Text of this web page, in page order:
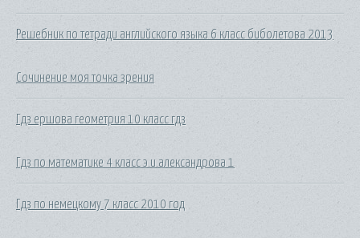
Решебник по тетради английского языка 6 класс биболетова 2013
Сочинение моя точка зрения
Гдз ершова геометрия 10 класс гдз
Гдз по математике 4 класс э.и.александрова 1
Гдз по немецкому 7 класс 2010 год